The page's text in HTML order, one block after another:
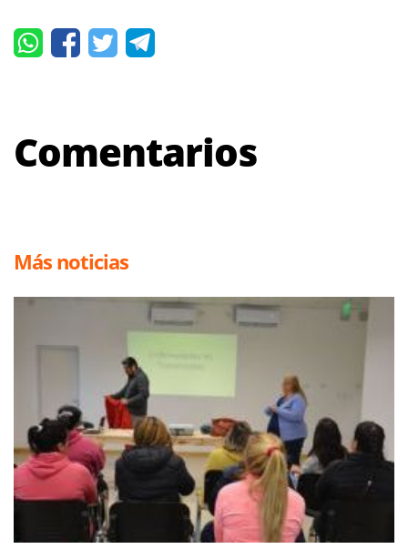
Comentarios
Más noticias